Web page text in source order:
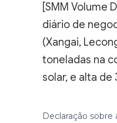
[SMM Volume
diário de
(Xangai,
toneladas na
solar, e alta de
Declaração